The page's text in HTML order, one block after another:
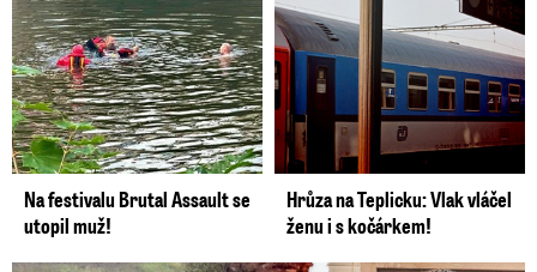
Na festivalu Brutal Assault se
utopil muž!
Hrůza na Teplicku: Vlak vláčel
ženu i s kočárkem!